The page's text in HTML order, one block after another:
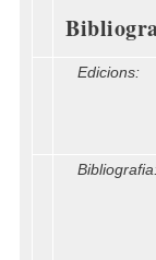
Edicions: